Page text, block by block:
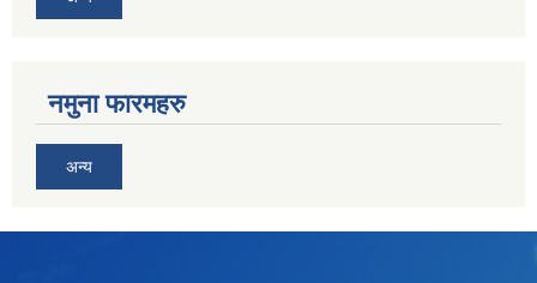
नमुना फारमहरु
अन्य